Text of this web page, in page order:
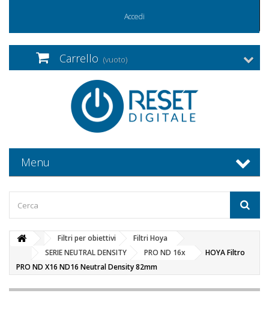
Accedi
Carrello (vuoto)
Menu
Filtri per obiettivi
Filtri Hoya
SERIE NEUTRAL DENSITY
PRO ND 16x
HOYA Filtro
PRO ND X16 ND16 Neutral Density 82mm